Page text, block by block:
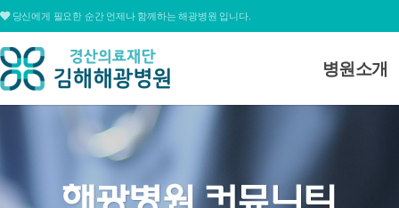
당신에게 필요한 순간 언제나 함께하는 해광병원 입니다.
병원소개
병원장 인사
병원연혁
대표전화
055.311.1678